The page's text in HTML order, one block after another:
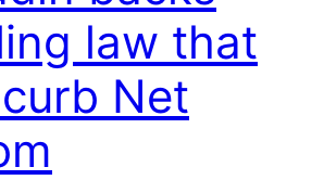
law that
Net